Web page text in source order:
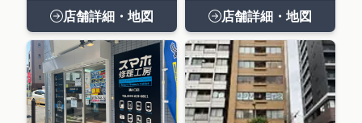
店舗詳細・地図 店舗詳細・地図